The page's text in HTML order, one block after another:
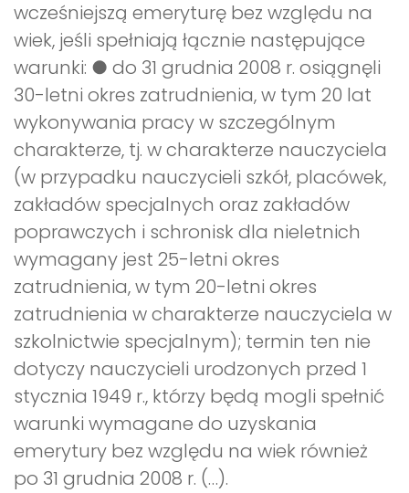
wcześniejszą emeryturę bez względu na
wiek, jeśli spełniają łącznie następujące
warunki: ● do 31 grudnia 2008 r. osiągnęli
30-letni okres zatrudnienia, w tym 20 lat
wykonywania pracy w szczególnym
charakterze, tj. w charakterze nauczyciela
(w przypadku nauczycieli szkół, placówek,
zakładów specjalnych oraz zakładów
poprawczych i schronisk dla nieletnich
wymagany jest 25-letni okres
zatrudnienia, w tym 20-letni okres
zatrudnienia w charakterze nauczyciela w
szkolnictwie specjalnym); termin ten nie
dotyczy nauczycieli urodzonych przed 1
stycznia 1949 r., którzy będą mogli spełnić
warunki wymagane do uzyskania
emerytury bez względu na wiek również
po 31 grudnia 2008 r. (…).